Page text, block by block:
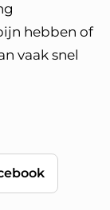
hebben of
vaak snel